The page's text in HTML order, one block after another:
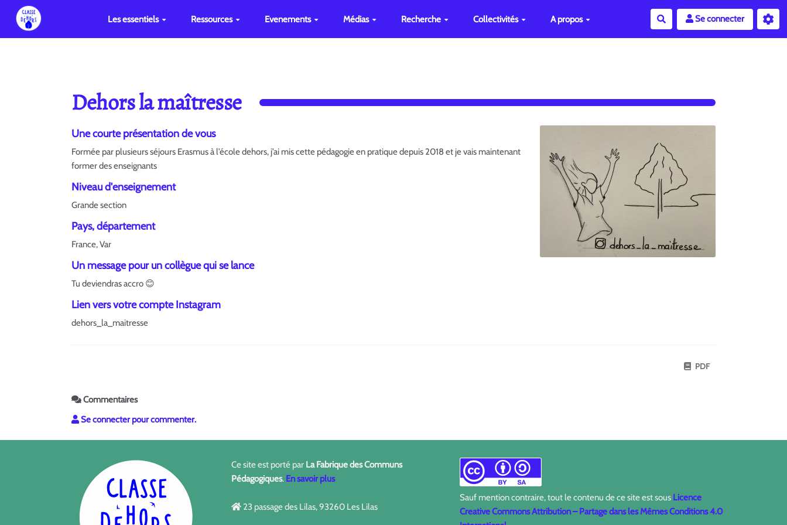
Les essentiels Ressources Evenements Médias Recherche Collectivités A propos RechercherSe connecter
Dehors la maîtresse
Une courte présentation de vous
Formée par plusieurs séjours Erasmus à l’école dehors, j’ai mis cette pédagogie en pratique depuis 2018 et je vais maintenant
former des enseignants
Niveau d'enseignement
Grande section
Pays, département
France, Var
Un message pour un collègue qui se lance
Tu deviendras accro 😊
Lien vers votre compte Instagram
dehors_la_maitresse
PDF
Commentaires
Se connecter pour commenter.
Ce site est porté par La Fabrique des Communs
Pédagogiques. En savoir plus
23 passage des Lilas, 93260 Les Lilas
Sauf mention contraire, tout le contenu de ce site est sous Licence
Creative Commons Attribution – Partage dans les Mêmes Conditions 4.0